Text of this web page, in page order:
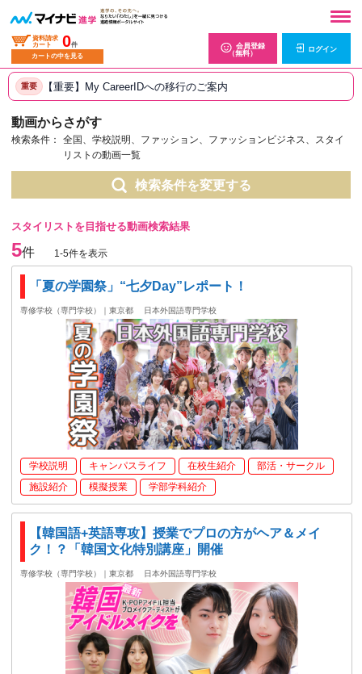
資料請求
カート
0件
カートの中を見る
会員登録
（無料）
ログイン
重要 【重要】My CareerIDへの移行のご案内
動画からさがす
検索条件：
全国、学校説明、ファッション、ファッションビジネス、スタイ
リストの動画一覧
検索条件を変更する
スタイリストを目指せる動画検索結果
5件 1-5件を表示
「夏の学園祭」“七夕Day”レポート！
専修学校（専門学校）｜東京都 日本外国語専門学校
学校説明 キャンパスライフ 在校生紹介
部活・サークル
施設紹介
模擬授業 学部学科紹介
【韓国語+英語専攻】授業でプロの方がヘア＆メイ
ク！？「韓国文化特別講座」開催
専修学校（専門学校）｜東京都 日本外国語専門学校